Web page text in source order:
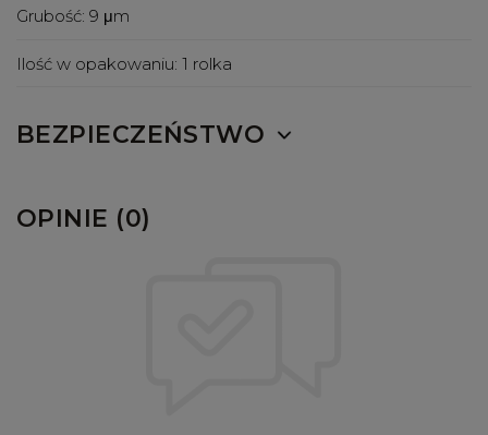
Grubość: 9 μm
Ilość w opakowaniu: 1 rolka
BEZPIECZEŃSTWO
OPINIE (0)